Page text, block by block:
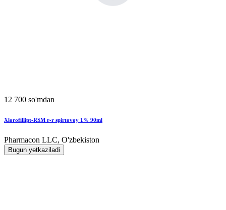
12 700 so'mdan
Xlorofillipt-RSM r-r spirtovoy 1% 90ml
Pharmacon LLC, O'zbekiston
Bugun yetkaziladi